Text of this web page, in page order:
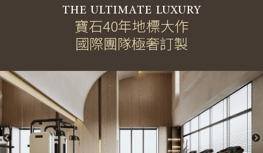
THE ULTIMATE LUXURY
寶石40年地標大作
國際團隊極奢訂製